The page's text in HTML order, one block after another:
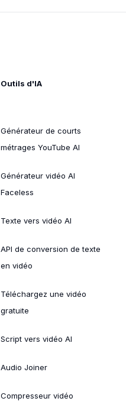
Outils d'IA
Générateur de courts
métrages YouTube AI
Générateur vidéo AI
Faceless
Texte vers vidéo AI
API de conversion de texte
en vidéo
Téléchargez une vidéo
gratuite
Script vers vidéo AI
Audio Joiner
Compresseur vidéo